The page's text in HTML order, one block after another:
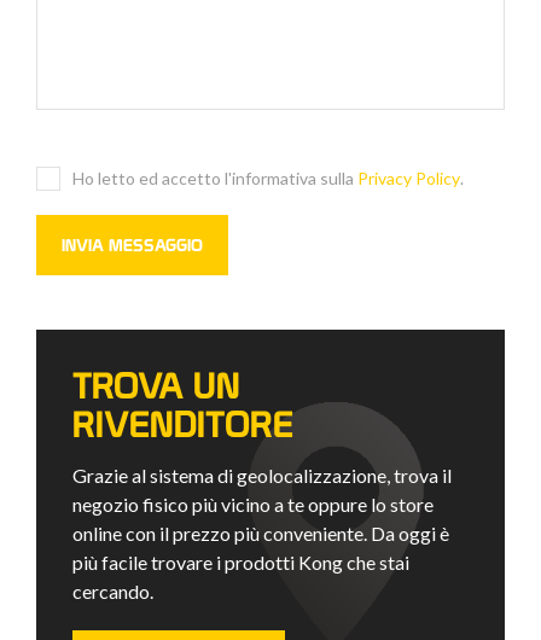
Ho letto ed accetto l'informativa sulla Privacy Policy.
TROVA UN
RIVENDITORE
Grazie al sistema di geolocalizzazione, trova il
negozio fisico più vicino a te oppure lo store
online con il prezzo più conveniente. Da oggi è
più facile trovare i prodotti Kong che stai
cercando.